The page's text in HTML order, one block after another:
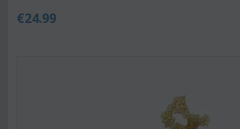
€24.99